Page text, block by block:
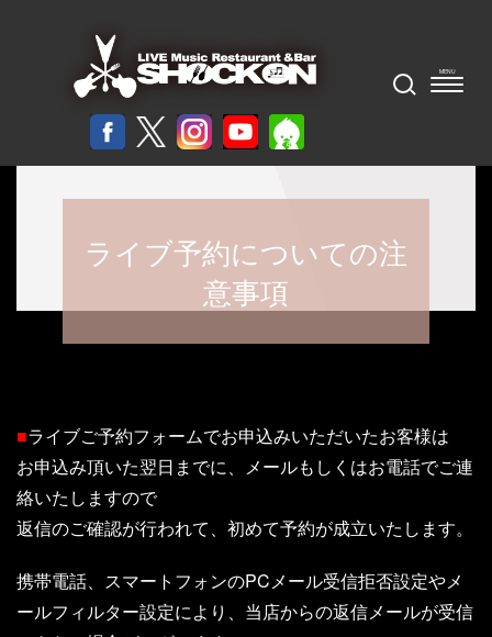
ライブ予約についての注
意事項
■ライブご予約フォームでお申込みいただいたお客様は
お申込み頂いた翌日までに、メールもしくはお電話でご連
絡いたしますので
返信のご確認が行われて、初めて予約が成立いたします。
携帯電話、スマートフォンのPCメール受信拒否設定やメ
ールフィルター設定により、当店からの返信メールが受信